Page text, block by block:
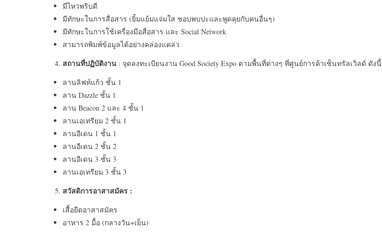
มีไหวพริบดี
มีทักษะในการสื่อสาร (ยิ้มแย้มแจ่มใส ชอบพบปะและพูดคุยกับคนอื่นๆ)
มีทักษะในการใช้เครื่องมือสื่อสาร และ Social Network
สามารถพิมพ์ข้อมูลได้อย่างคล่องแคล่ว
สถานที่ปฏิบัติงาน : จุดลงทะเบียนงาน Good Society Expo ตามพื้นที่ต่างๆ ที่ศูนย์การค้าเซ็นทรัลเวิลด์ ดังนี้
ลานลิฟท์แก้ว ชั้น 1
ลาน Dazzle ชั้น 1
ลาน Beacon 2 และ 4 ชั้น 1
ลานเอเทรียม 2 ชั้น 1
ลานอีเดน 1 ชั้น 1
ลานอีเดน 2 ชั้น 2
ลานอีเดน 3 ชั้น 3
ลานเอเทรียม 3 ชั้น 3
สวัสดิการอาสาสมัคร :
เสื้อยืดอาสาสมัคร
อาหาร 2 มื้อ (กลางวัน+เย็น)